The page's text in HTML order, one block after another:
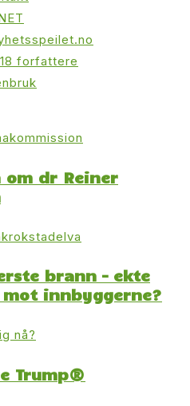
forfattere
om dr Reiner
brann – ekte
innbyggerne?
Trump®